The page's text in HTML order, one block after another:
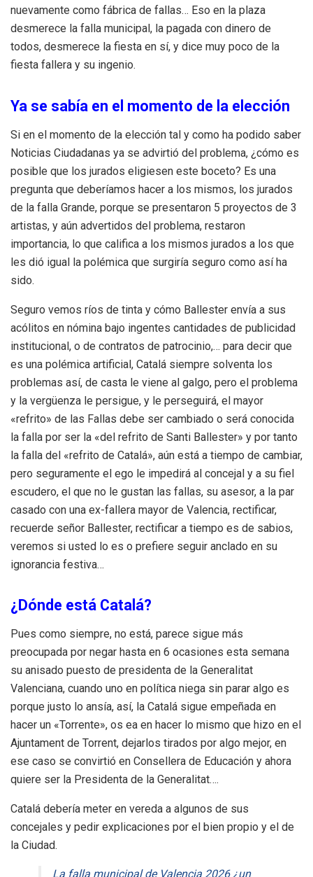
nuevamente como fábrica de fallas… Eso en la plaza
desmerece la falla municipal, la pagada con dinero de
todos, desmerece la fiesta en sí, y dice muy poco de la
fiesta fallera y su ingenio.
Ya se sabía en el momento de la elección
Si en el momento de la elección tal y como ha podido saber
Noticias Ciudadanas ya se advirtió del problema, ¿cómo es
posible que los jurados eligiesen este boceto? Es una
pregunta que deberíamos hacer a los mismos, los jurados
de la falla Grande, porque se presentaron 5 proyectos de 3
artistas, y aún advertidos del problema, restaron
importancia, lo que califica a los mismos jurados a los que
les dió igual la polémica que surgiría seguro como así ha
sido.
Seguro vemos ríos de tinta y cómo Ballester envía a sus
acólitos en nómina bajo ingentes cantidades de publicidad
institucional, o de contratos de patrocinio,… para decir que
es una polémica artificial, Catalá siempre solventa los
problemas así, de casta le viene al galgo, pero el problema
y la vergüenza le persigue, y le perseguirá, el mayor
«refrito» de las Fallas debe ser cambiado o será conocida
la falla por ser la «del refrito de Santi Ballester» y por tanto
la falla del «refrito de Catalá», aún está a tiempo de cambiar,
pero seguramente el ego le impedirá al concejal y a su fiel
escudero, el que no le gustan las fallas, su asesor, a la par
casado con una ex-fallera mayor de Valencia, rectificar,
recuerde señor Ballester, rectificar a tiempo es de sabios,
veremos si usted lo es o prefiere seguir anclado en su
ignorancia festiva…
¿Dónde está Catalá?
Pues como siempre, no está, parece sigue más
preocupada por negar hasta en 6 ocasiones esta semana
su anisado puesto de presidenta de la Generalitat
Valenciana, cuando uno en política niega sin parar algo es
porque justo lo ansía, así, la Catalá sigue empeñada en
hacer un «Torrente», os ea en hacer lo mismo que hizo en el
Ajuntament de Torrent, dejarlos tirados por algo mejor, en
ese caso se convirtió en Consellera de Educación y ahora
quiere ser la Presidenta de la Generalitat….
Catalá debería meter en vereda a algunos de sus
concejales y pedir explicaciones por el bien propio y el de
la Ciudad.
La falla municipal de Valencia 2026 ¿un